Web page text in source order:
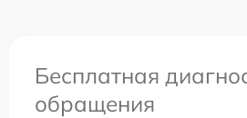
Бесплатная
обращения